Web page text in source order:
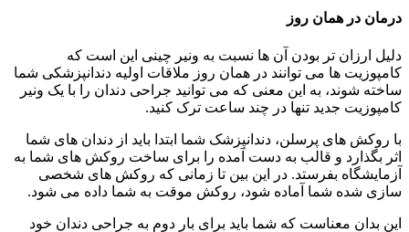
درمان در همان روز
دلیل ارزان تر بودن آن ها نسبت به ونیر چینی این است که
کامپوزیت ها می توانند در همان روز ملاقات اولیه دندانپزشکی شما
ساخته شوند، به این معنی که می توانید جراحی دندان را با یک ونیر
کامپوزیت جدید تنها در چند ساعت ترک کنید.
با روکش های پرسلن، دندانپزشک شما ابتدا باید از دندان های شما
اثر بگذارد و قالب به دست آمده را برای ساخت روکش های شما به
آزمایشگاه بفرستد. در این بین تا زمانی که روکش های شخصی
سازی شده شما آماده شود، روکش موقت به شما داده می شود.
این بدان معناست که شما باید برای بار دوم به جراحی دندان خود